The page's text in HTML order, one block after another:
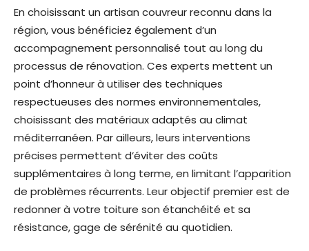
En choisissant un artisan couvreur reconnu dans la
région, vous bénéficiez également d’un
accompagnement personnalisé tout au long du
processus de rénovation. Ces experts mettent un
point d’honneur à utiliser des techniques
respectueuses des normes environnementales,
choisissant des matériaux adaptés au climat
méditerranéen. Par ailleurs, leurs interventions
précises permettent d’éviter des coûts
supplémentaires à long terme, en limitant l’apparition
de problèmes récurrents. Leur objectif premier est de
redonner à votre toiture son étanchéité et sa
résistance, gage de sérénité au quotidien.